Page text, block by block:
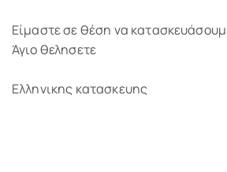
Είμαστε σε θέση να
Άγιο θελησετε
Ελληνικης κατασκευης